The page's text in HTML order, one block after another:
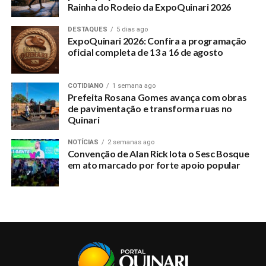
RELATED TOPICS:
ACOMPANHE-UM-RESUMO-DAS-PRINCIPAIS-NOTICIAS-QUE-
FORAM-DESTAQUES-NO-PORTAL
UP NEXT
Acompanhe um resumo no Giro de Notícias do Portal
Quinari, edição n.23
DON'T MISS
Cinema promovido por Loja de eletrodomésticos
movimenta crianças
Rainha do Rodeio da ExpoQuinari 2026
DESTAQUES 5 dias ago
ExpoQuinari 2026: Confira a programação
oficial completa de 13 a 16 de agosto
COTIDIANO 1 semana ago
Prefeita Rosana Gomes avança com obras
de pavimentação e transforma ruas no
Quinari
NOTÍCIAS 2 semanas ago
Convenção de Alan Rick lota o Sesc Bosque
em ato marcado por forte apoio popular